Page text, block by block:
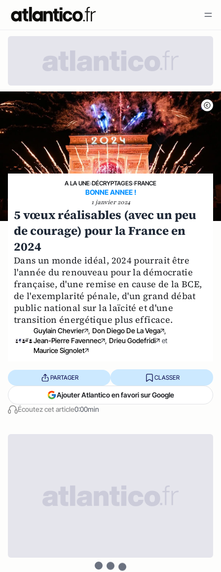
A LA UNE›DÉCRYPTAGES›FRANCE
BONNE ANNEE !
1 janvier 2024
5 vœux réalisables (avec un peu
de courage) pour la France en
2024
Dans un monde idéal, 2024 pourrait être
l'année du renouveau pour la démocratie
française, d'une remise en cause de la BCE,
de l'exemplarité pénale, d'un grand débat
public national sur la laïcité et d'une
transition énergétique plus efficace.
Guylain Chevrier , Don Diego De La Vega ,
Jean-Pierre Favennec , Drieu Godefridi
et
Maurice Signolet
Écoutez cet article0:00min
PARTAGER CLASSER
Ajouter Atlantico en favori sur Google